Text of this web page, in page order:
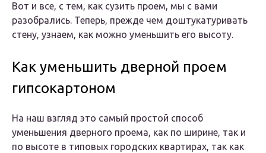
Вот и все, с тем, как сузить проем, мы с вами
разобрались. Теперь, прежде чем доштукатуривать
стену, узнаем, как можно уменьшить его высоту.
Как уменьшить дверной проем
гипсокартоном
На наш взгляд это самый простой способ
уменьшения дверного проема, как по ширине, так и
по высоте в типовых городских квартирах, так как